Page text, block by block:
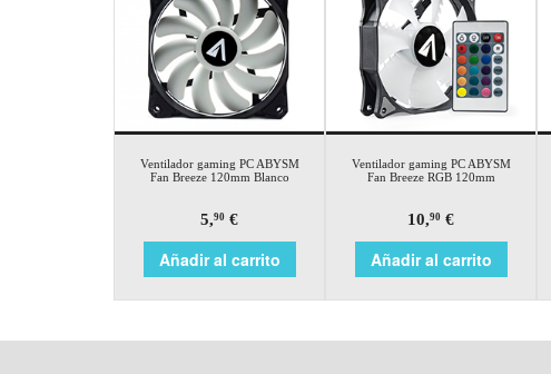
Ventilador gaming PC ABYSM
Fan Breeze 120mm Blanco
5,90 €
Añadir al carrito
Ventilador gaming PC ABYSM
Fan Breeze RGB 120mm
10,90 €
Añadir al carrito